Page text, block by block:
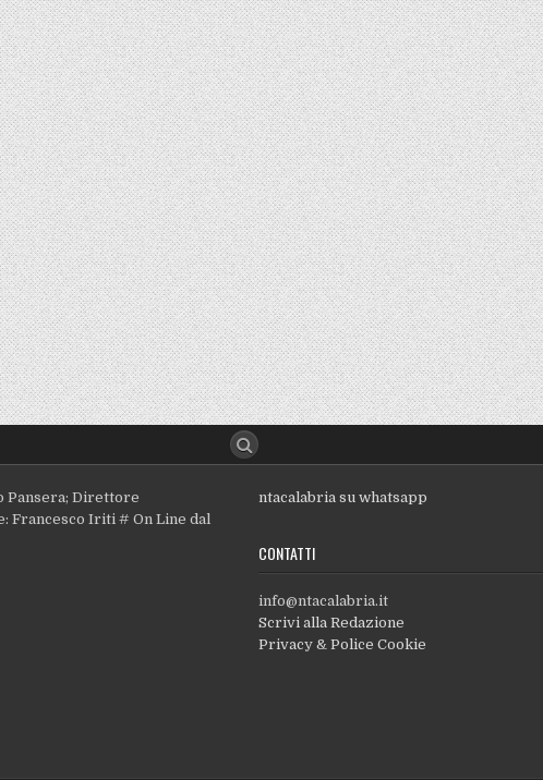
Pansera; Direttore
Francesco Iriti # On Line dal
ntacalabria su whatsapp
CONTATTI
info@ntacalabria.it
Scrivi alla Redazione
Privacy & Police Cookie